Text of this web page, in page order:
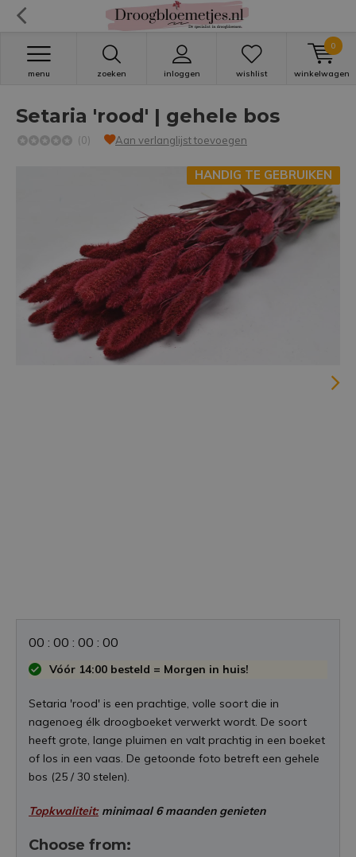
zoeken inloggen
menu wishlist winkelwagen
0
Setaria 'rood' | gehele bos
(0) Aan verlanglijst toevoegen
HANDIG TE GEBRUIKEN
00 : 00 : 00 : 00
Vóór 14:00 besteld = Morgen in huis!
Setaria 'rood' is een prachtige, volle soort die in
nagenoeg élk droogboeket verwerkt wordt. De soort
heeft grote, lange pluimen en valt prachtig in een boeket
of los in een vaas. De getoonde foto betreft een gehele
bos (25 / 30 stelen).
Topkwaliteit:minimaal 6 maanden genieten
Choose from: